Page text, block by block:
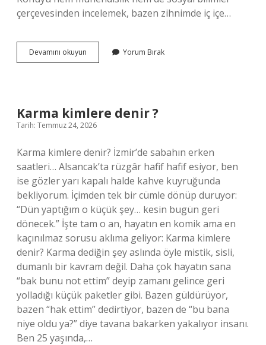
çerçevesinden incelemek, bazen zihnimde iç içe…
Devamını okuyun
kömürü
Yorum Bırak
Karma kimlere denir ?
Tarih: Temmuz 24, 2026
Karma kimlere denir? İzmir’de sabahın erken
saatleri… Alsancak’ta rüzgâr hafif hafif esiyor, ben
ise gözler yarı kapalı halde kahve kuyruğunda
bekliyorum. İçimden tek bir cümle dönüp duruyor:
“Dün yaptığım o küçük şey… kesin bugün geri
dönecek.” İşte tam o an, hayatın en komik ama en
kaçınılmaz sorusu aklıma geliyor: Karma kimlere
denir? Karma dediğin şey aslında öyle mistik, sisli,
dumanlı bir kavram değil. Daha çok hayatın sana
“bak bunu not ettim” deyip zamanı gelince geri
yolladığı küçük paketler gibi. Bazen güldürüyor,
bazen “hak ettim” dedirtiyor, bazen de “bu bana
niye oldu ya?” diye tavana bakarken yakalıyor insanı.
Ben 25 yaşında,…